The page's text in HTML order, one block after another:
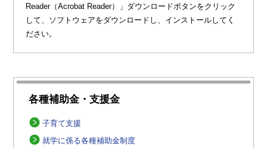
各種補助金・支援金
子育て支援
就学に係る各種補助金制度
Reader（Acrobat Reader）」ダウンロードボタンをクリック
して、ソフトウェアをダウンロードし、インストールしてく
ださい。